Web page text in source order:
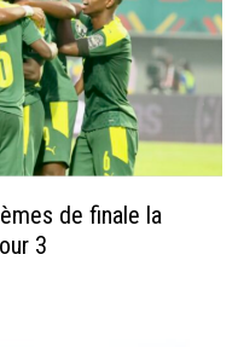
de finale la
3